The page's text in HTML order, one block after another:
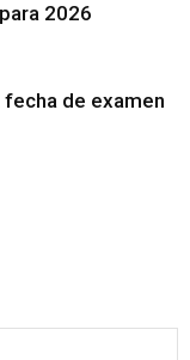
2026
fecha de examen